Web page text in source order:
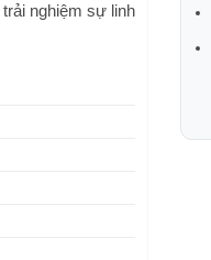
trải nghiệm sự linh